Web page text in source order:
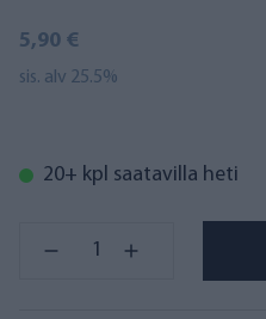
5,90 €
sis. alv 25.5%
20+ kpl saatavilla heti